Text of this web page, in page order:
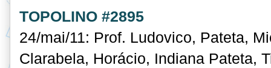
TOPOLINO #2895
24/mai/11: Prof. Ludovico, Pateta,
Clarabela, Horácio, Indiana Pateta,